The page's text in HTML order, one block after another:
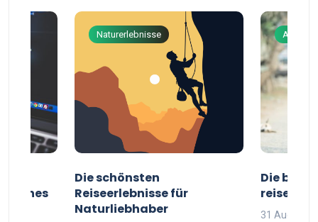
deines
Naturerlebnisse
Die schönsten
Reiseerlebnisse für
Naturliebhaber
Die
reisende
31 August